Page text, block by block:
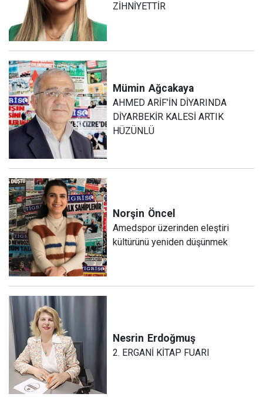
ZİHNİYETTİR
Mümin Ağcakaya
AHMED ARİF’İN DİYARINDA
DİYARBEKİR KALESİ ARTIK
HÜZÜNLÜ
Norşin Öncel
Amedspor üzerinden eleştiri
kültürünü yeniden düşünmek
Nesrin Erdoğmuş
2. ERGANİ KİTAP FUARI